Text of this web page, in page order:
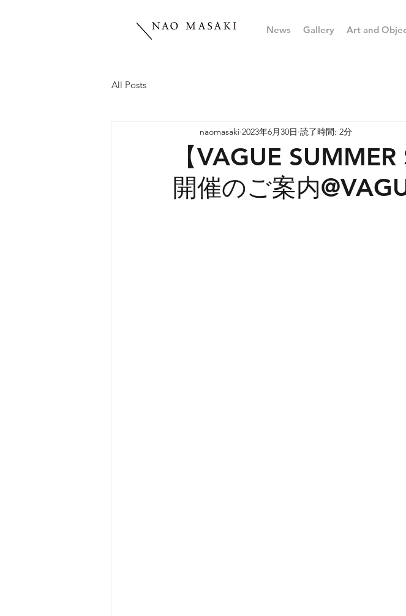
News Gallery Art and
All Posts
【VAGUE
開催のご案内
naomasaki 2023年6月30日 読了時間: 2分